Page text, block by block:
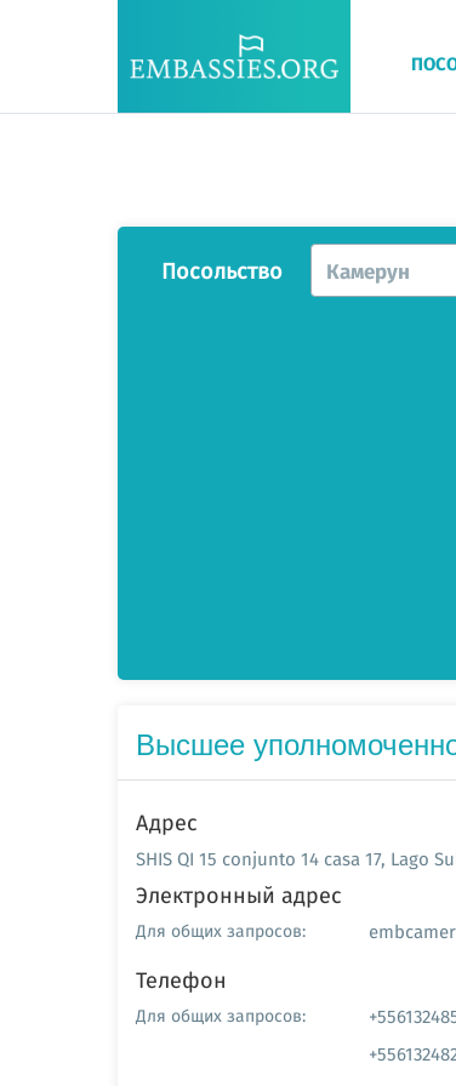
Посольство Камерун
Высшее
Адрес
SHIS QI 15 conjunto 14 casa 17, Lago
Электронный адрес
Для общих запросов:
Телефон
Для общих запросов: